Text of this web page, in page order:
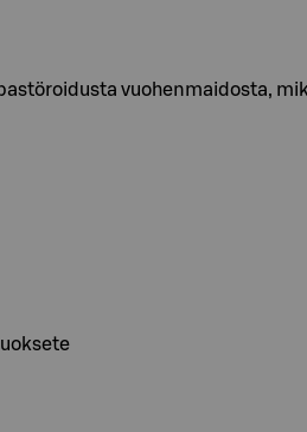
vuohenmaidosta,